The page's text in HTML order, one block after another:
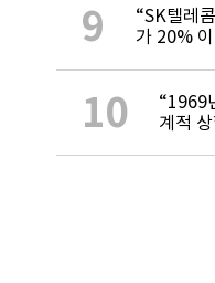
9
“SK텔레
가 20%
10
“1969
계적